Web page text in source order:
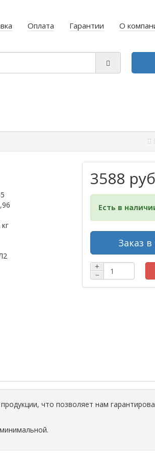
Оплата Гарантии О
3588
Есть в
Заказ
+
−
что позволяет нам